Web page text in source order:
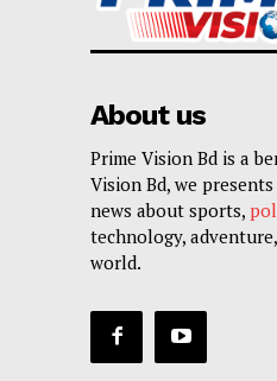
About us
Prime Vision Bd is a
Vision Bd, we
news about sports,
technology,
world.